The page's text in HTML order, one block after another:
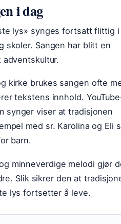
i dag
lys» synges fortsatt flittig i
skoler. Sangen har blitt en
kirke brukes sangen ofte
tekstens innhold.
synger viser at tradisjonen
med sr. Karolina og Eli
barn.
minneverdige melodi gjør
Slik sikrer den at
lys fortsetter å leve.